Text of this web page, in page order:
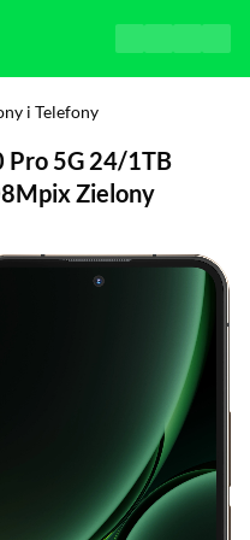
i Telefony
5G 24/1TB
Zielony